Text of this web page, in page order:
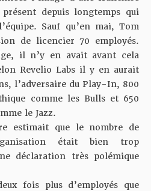
depuis longtemps qui
Sauf qu’en mai, Tom
de licencier 70 employés.
, il n’y en avait avant cela
Revelio Labsil y en aurait
l’adversaire du Play-In, 800
comme les Bulls et 650
le Jazz.
estimait que le nombre de
était bien trop
déclaration très polémique
fois plus d’employés que